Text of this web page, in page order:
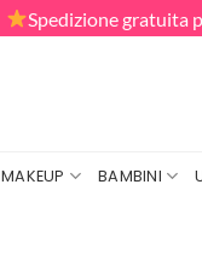
Spedizione gratuita
MAKEUP BAMBINI